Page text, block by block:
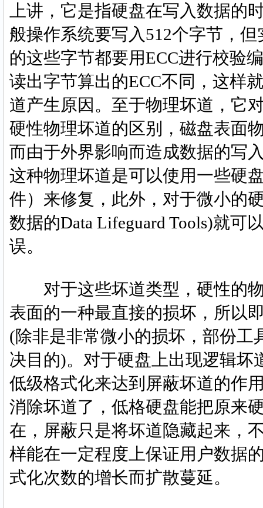
上讲，它是指硬盘在写入数据的
般操作系统要写入512个字节，
的这些字节都要用ECC进行校验
读出字节算出的ECC不同，这样
道产生原因。至于物理坏道，它
硬性物理坏道的区别，磁盘表面
而由于外界影响而造成数据的写
这种物理坏道是可以使用一些硬
件）来修复，此外，对于微小的
数据的Data Lifeguard Tools)就可
误。
对于这些坏道类型，硬性的物
表面的一种最直接的损坏，所以
(除非是非常微小的损坏，部份
决目的)。对于硬盘上出现逻辑
低级格式化来达到屏蔽坏道的作
消除坏道了，低格硬盘能把原来
在，屏蔽只是将坏道隐藏起来，
样能在一定程度上保证用户数据
式化次数的增长而扩散蔓延。